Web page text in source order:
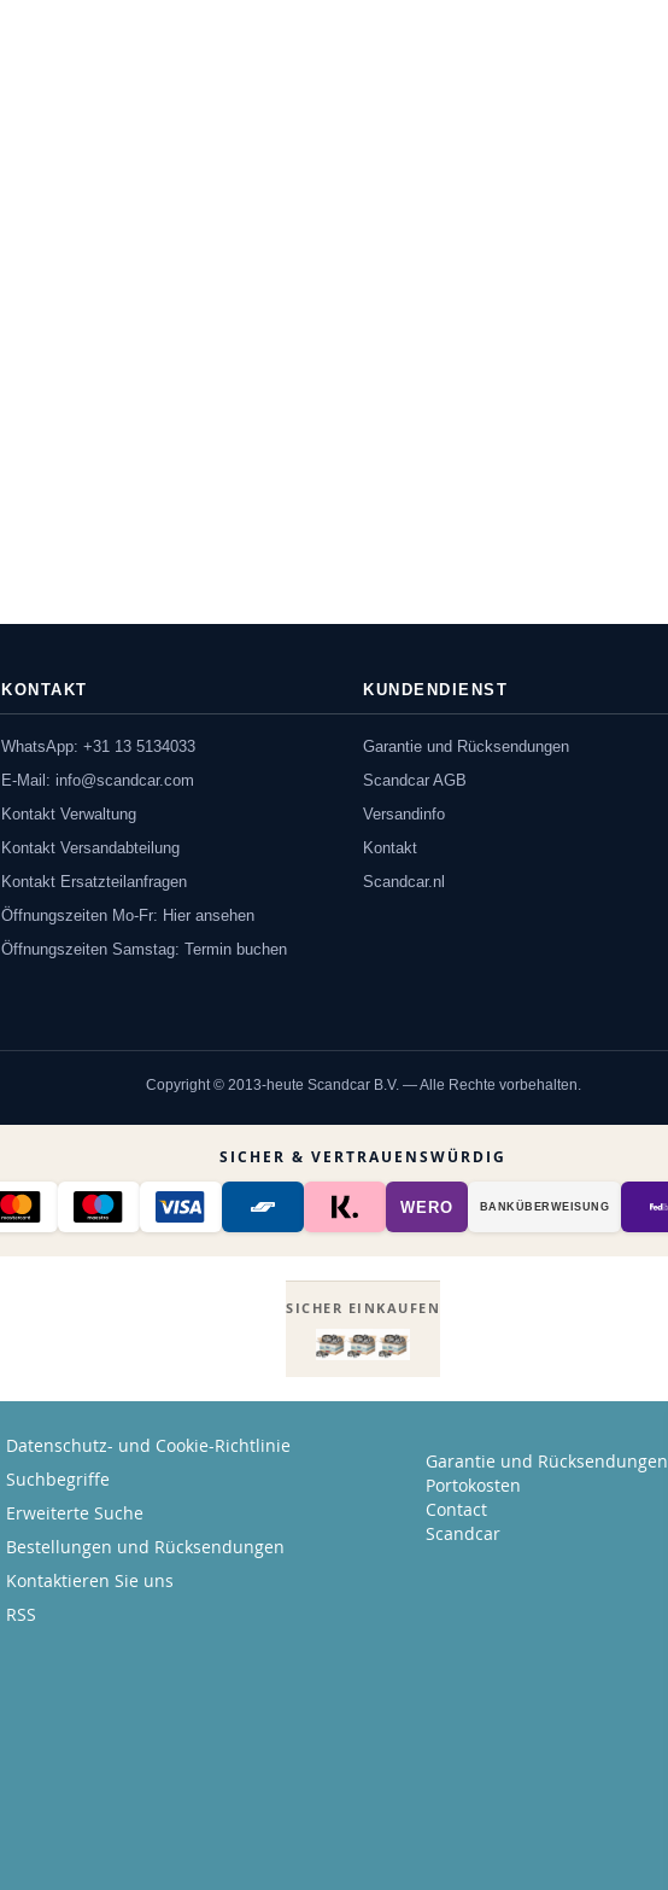
KONTAKT
WhatsApp: +31 13 5134033
E-Mail: info@scandcar.com
Kontakt Verwaltung
Kontakt Versandabteilung
Kontakt Ersatzteilanfragen
Öffnungszeiten Mo-Fr: Hier ansehen
Öffnungszeiten Samstag: Termin buchen
KUNDENDIENST
Garantie und Rücksendungen
Scandcar AGB
Versandinfo
Kontakt
Scandcar.nl
Copyright © 2013-heute Scandcar B.V. — Alle Rechte vorbehalten.
SICHER & VERTRAUENSWÜRDIG
WERO BANK­ÜBER­WEISUNG
SICHER EINKAUFEN
Datenschutz- und Cookie-Richtlinie
Suchbegriffe
Erweiterte Suche
Bestellungen und Rücksendungen
Kontaktieren Sie uns
RSS
Garantie und Rücksendungen
Portokosten
Contact
Scandcar